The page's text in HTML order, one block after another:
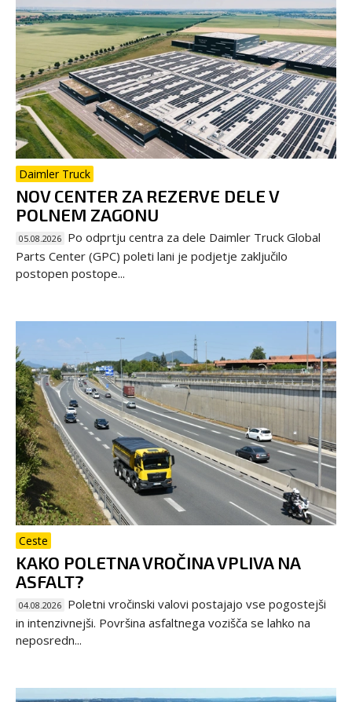
Daimler Truck
NOV CENTER ZA REZERVE DELE V
POLNEM ZAGONU
05.08.2026 Po odprtju centra za dele Daimler Truck Global
Parts Center (GPC) poleti lani je podjetje zaključilo
postopen postope...
Ceste
KAKO POLETNA VROČINA VPLIVA NA
ASFALT?
04.08.2026 Poletni vročinski valovi postajajo vse pogostejši
in intenzivnejši. Površina asfaltnega vozišča se lahko na
neposredn...